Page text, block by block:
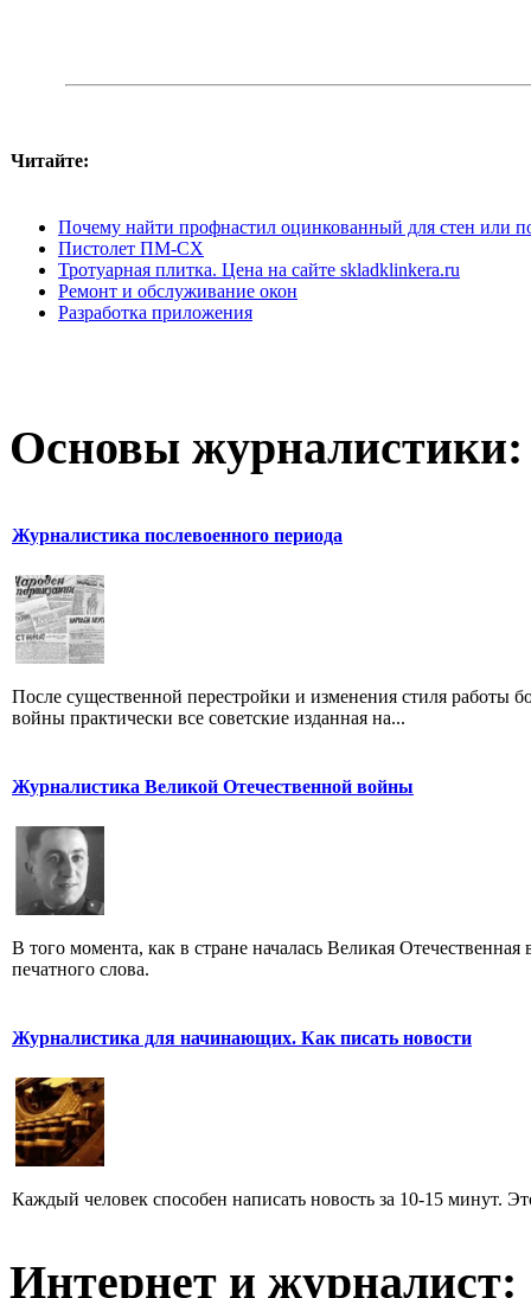
Читайте:
Почему найти профнастил оцинкованный для стен или
Пистолет ПМ-СХ
Тротуарная плитка. Цена на сайте skladklinkera.ru
Ремонт и обслуживание окон
Разработка приложения
Основы журналистики:
Журналистика послевоенного периода
После существенной перестройки и изменения стиля работы
войны практически все советские изданная на...
Журналистика Великой Отечественной войны
В того момента, как в стране началась Великая
печатного слова.
Журналистика для начинающих. Как писать новости
Каждый человек способен написать новость за 10-15 минут.
Интернет и журналист: